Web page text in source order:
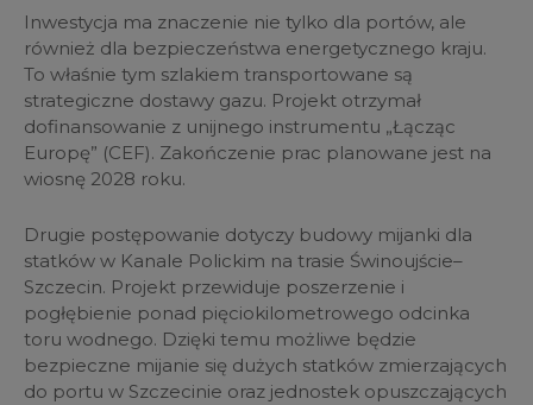
Inwestycja ma znaczenie nie tylko dla portów, ale
również dla bezpieczeństwa energetycznego kraju.
To właśnie tym szlakiem transportowane są
strategiczne dostawy gazu. Projekt otrzymał
dofinansowanie z unijnego instrumentu „Łącząc
Europę” (CEF). Zakończenie prac planowane jest na
wiosnę 2028 roku.
Drugie postępowanie dotyczy budowy mijanki dla
statków w Kanale Polickim na trasie Świnoujście–
Szczecin. Projekt przewiduje poszerzenie i
pogłębienie ponad pięciokilometrowego odcinka
toru wodnego. Dzięki temu możliwe będzie
bezpieczne mijanie się dużych statków zmierzających
do portu w Szczecinie oraz jednostek opuszczających